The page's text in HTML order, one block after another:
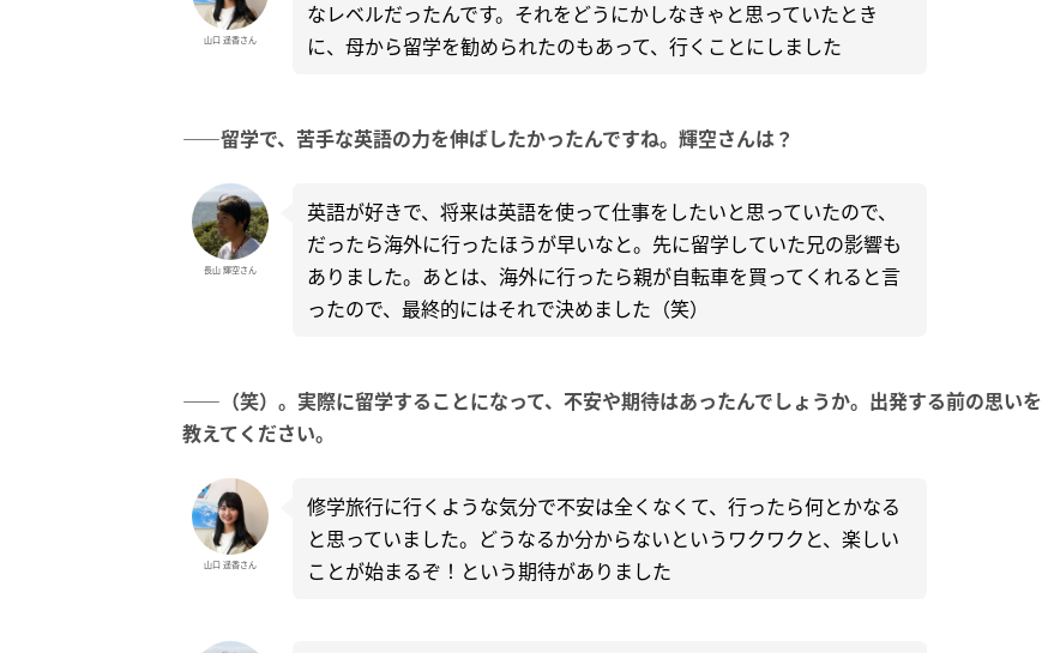
山口 遥香さん
なレベルだったんです。それをどうにかしなきゃと思っていたとき
に、母から留学を勧められたのもあって、行くことにしました
――留学で、苦手な英語の力を伸ばしたかったんですね。輝空さんは？
長山 輝空さん
英語が好きで、将来は英語を使って仕事をしたいと思っていたので、
だったら海外に行ったほうが早いなと。先に留学していた兄の影響も
ありました。あとは、海外に行ったら親が自転車を買ってくれると言
ったので、最終的にはそれで決めました（笑）
――（笑）。実際に留学することになって、不安や期待はあったんでしょうか。出発する前の思いを
教えてください。
山口 遥香さん
修学旅行に行くような気分で不安は全くなくて、行ったら何とかなる
と思っていました。どうなるか分からないというワクワクと、楽しい
ことが始まるぞ！という期待がありました